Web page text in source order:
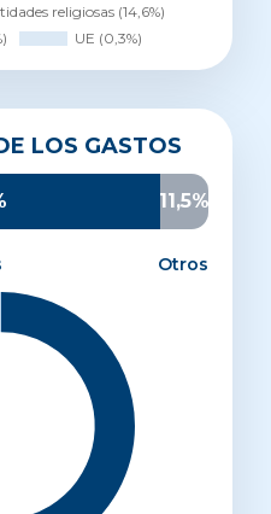
LOS GASTOS
11,5%
Otros
gastos
82,5%
3,6%